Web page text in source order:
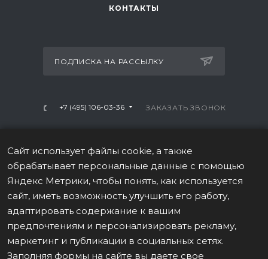
КОНТАКТЫ
ПОДПИСКА НА РАССЫЛКУ
+7 (495) 106-03-36 ЗАКАЗАТЬ ЗВОНОК
г. Москва, Варшавское ш., 28А, 1 этаж
ПОЛИТИКА В ОТНОШЕНИИ ОБРАБОТКИ ПЕРСОНАЛЬНЫХ
ДАННЫХ
Сайт использует файлы cookie, а также
обрабатывает персональные данные с помощью
Яндекс Метрики, чтобы понять, как используется
сайт, иметь возможность улучшить его работу,
адаптировать содержание к вашим
предпочтениям и персонализировать рекламу,
маркетинг и публикации в социальных сетях.
Заполняя формы на сайте вы даете свое